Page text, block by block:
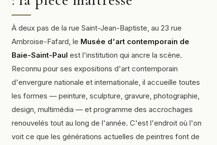
À deux pas de la rue Saint-Jean-Baptiste, au 23 rue
Ambroise-Fafard, le Musée d'art contemporain de
Baie-Saint-Paul est l'institution qui ancre la scène.
Reconnu pour ses expositions d'art contemporain
d'envergure nationale et internationale, il accueille toutes
les formes — peinture, sculpture, gravure, photographie,
design, multimédia — et programme des accrochages
renouvelés tout au long de l'année. C'est l'endroit où l'on
voit ce que les générations actuelles de peintres font de